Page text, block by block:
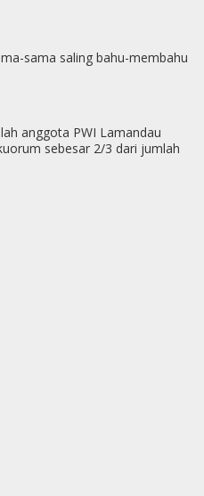
sama saling bahu-membahu
anggota PWI Lamandau
sebesar 2/3 dari jumlah